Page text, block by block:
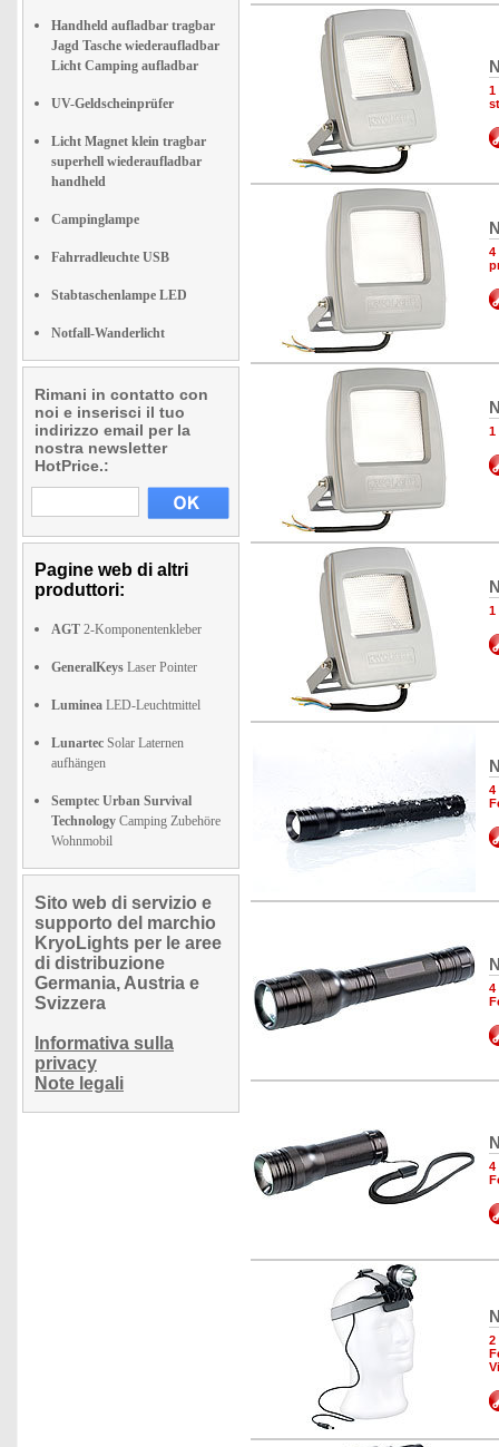
Handheld aufladbar tragbar
Jagd Tasche wiederaufladbar
Licht Camping aufladbar
UV-Geldscheinprüfer
Licht Magnet klein tragbar
superhell wiederaufladbar
handheld
Campinglampe
Fahrradleuchte USB
Stabtaschenlampe LED
Notfall-Wanderlicht
Rimani in contatto con
noi e inserisci il tuo
indirizzo email per la
nostra newsletter
HotPrice.:
Pagine web di altri
produttori:
AGT 2-Komponentenkleber
GeneralKeys Laser Pointer
Luminea LED-Leuchtmittel
Lunartec Solar Laternen
aufhängen
Semptec Urban Survival
Technology Camping Zubehöre
Wohnmobil
Sito web di servizio e
supporto del marchio
KryoLights per le aree
di distribuzione
Germania, Austria e
Svizzera
Informativa sulla
privacy
Note legali
1
4
1
1
4
4
4
2